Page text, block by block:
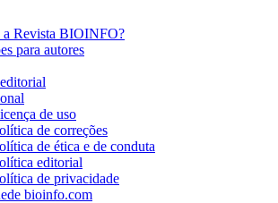
a Revista BIOINFO?
para autores
de uso
de correções
de ética e de conduta
editorial
de privacidade
bioinfo.com